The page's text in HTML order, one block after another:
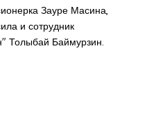
Зауре Масина,
и сотрудник
Толыбай Баймурзин.